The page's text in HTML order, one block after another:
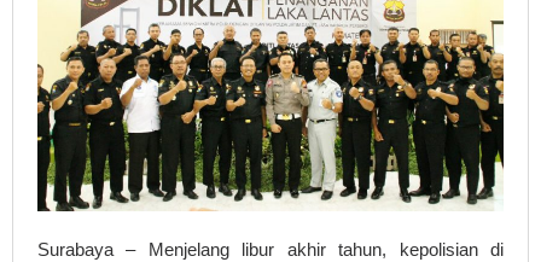
Surabaya – Menjelang libur akhir tahun, kepolisian di